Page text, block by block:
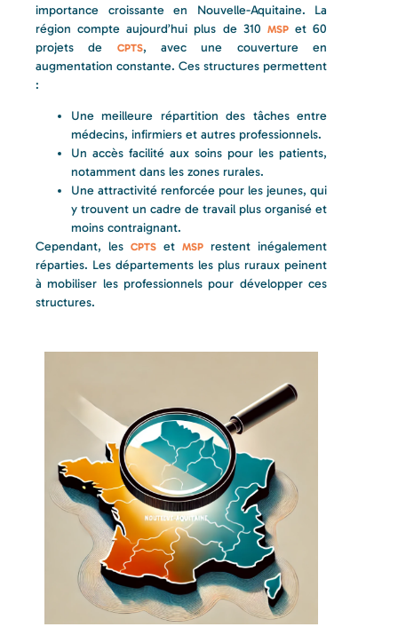
importance croissante en Nouvelle-Aquitaine. La
région compte aujourd’hui plus de 310 MSPet 60
projets de
CPTS, avec une couverture en
augmentation constante. Ces structures permettent
:
Une meilleure répartition des tâches entre
médecins, infirmiers et autres professionnels.
Un accès facilité aux soins pour les patients,
notamment dans les zones rurales.
Une attractivité renforcée pour les jeunes, qui
y trouvent un cadre de travail plus organisé et
moins contraignant.
Cependant, les CPTS et MSP restent inégalement
réparties. Les départements les plus ruraux peinent
à mobiliser les professionnels pour développer ces
structures.